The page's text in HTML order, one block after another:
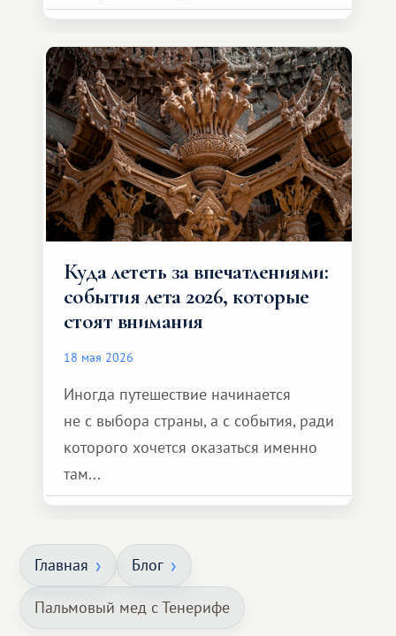
возможности обменной системы
значительно шире. Среди них есть
и Африка — континент, который
способен подарить совершенно иной
формат путешествия.
Куда лететь за впечатлениями:
события лета 2026, которые
стоят внимания
18 мая 2026
Иногда путешествие начинается
не с выбора страны, а с события, ради
которого хочется оказаться именно
там...
Главная Блог
Пальмовый мед с Тенерифе